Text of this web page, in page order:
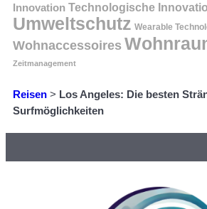
Innovation Technologische
Umweltschutz Wearable
Wohnaccessoires
Zeitmanagement
Reisen > Los Angeles: Die besten
Surfmöglichkeiten